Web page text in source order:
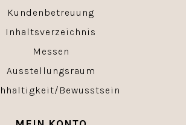
Kundenbetreuung
Inhaltsverzeichnis
Messen
Ausstellungsraum
Bewusstsein